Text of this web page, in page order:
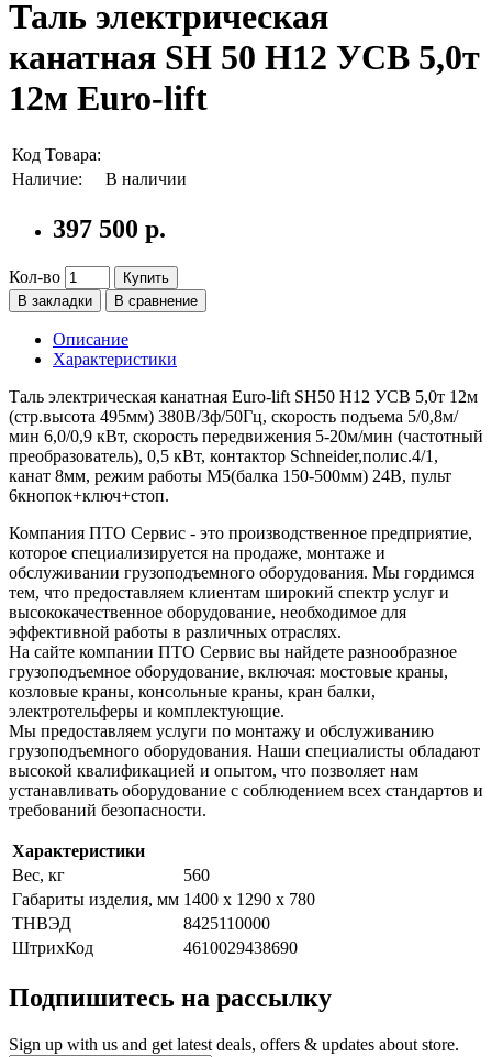
Таль электрическая
канатная SH 50 H12 УСВ 5,0т
12м Euro-lift
Код Товара:
Наличие:
В наличии
397 500 р.
Кол-во
Купить
В закладки
В сравнение
Описание
Характеристики
Таль электрическая канатная Euro-lift SH50 H12 УСВ 5,0т 12м
(стр.высота 495мм) 380В/3ф/50Гц, скорость подъема 5/0,8м/
мин 6,0/0,9 кВт, скорость передвижения 5-20м/мин (частотный
преобразователь), 0,5 кВт, контактор Schneider,полис.4/1,
канат 8мм, режим работы M5(балка 150-500мм) 24В, пульт
6кнопок+ключ+стоп.
Компания ПТО Сервис - это производственное предприятие,
которое специализируется на продаже, монтаже и
обслуживании грузоподъемного оборудования. Мы гордимся
тем, что предоставляем клиентам широкий спектр услуг и
высококачественное оборудование, необходимое для
эффективной работы в различных отраслях.
На сайте компании ПТО Сервис вы найдете разнообразное
грузоподъемное оборудование, включая: мостовые краны,
козловые краны, консольные краны, кран балки,
электротельферы и комплектующие.
Мы предоставляем услуги по монтажу и обслуживанию
грузоподъемного оборудования. Наши специалисты обладают
высокой квалификацией и опытом, что позволяет нам
устанавливать оборудование с соблюдением всех стандартов и
требований безопасности.
Характеристики
Вес, кг
560
Габариты изделия, мм 1400 x 1290 x 780
ТНВЭД
8425110000
ШтрихКод
4610029438690
Подпишитесь на рассылку
Sign up with us and get latest deals, offers & updates about store.